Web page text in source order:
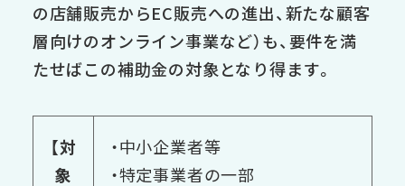
の店舗販売からEC販売への進出、新たな顧客
層向けのオンライン事業など）も、要件を満
たせばこの補助金の対象となり得ます。
【対
象
・中小企業者等
・特定事業者の一部